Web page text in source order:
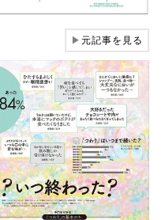
▶元記事を見る